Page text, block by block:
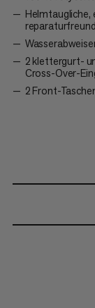
Helmtaugliche,
2 klettergurt-
Cross-Over-
2 Front-